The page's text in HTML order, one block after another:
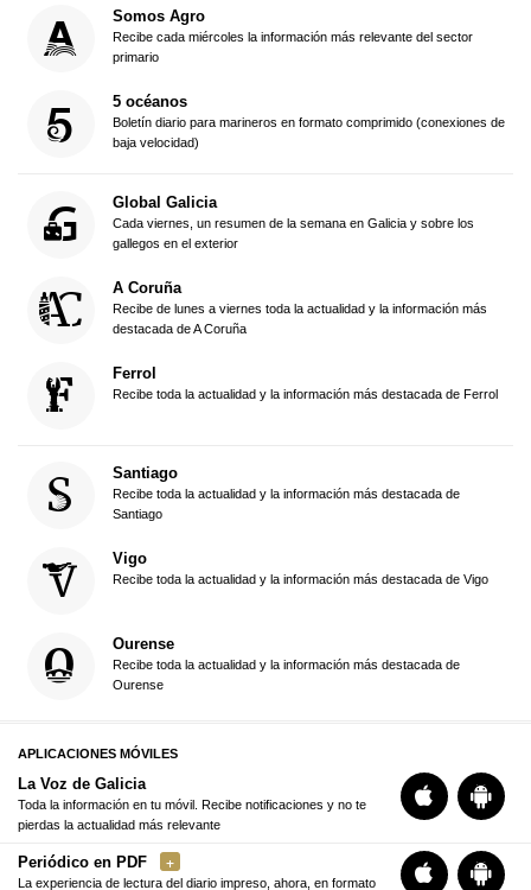
Somos Agro
Recibe cada miércoles la información más relevante del sector
primario
5 océanos
Boletín diario para marineros en formato comprimido (conexiones de
baja velocidad)
Global Galicia
Cada viernes, un resumen de la semana en Galicia y sobre los
gallegos en el exterior
A Coruña
Recibe de lunes a viernes toda la actualidad y la información más
destacada de A Coruña
Ferrol
Recibe toda la actualidad y la información más destacada de Ferrol
Santiago
Recibe toda la actualidad y la información más destacada de
Santiago
Vigo
Recibe toda la actualidad y la información más destacada de Vigo
Ourense
Recibe toda la actualidad y la información más destacada de
Ourense
APLICACIONES MÓVILES
La Voz de Galicia
Toda la información en tu móvil. Recibe notificaciones y no te
pierdas la actualidad más relevante
Periódico en PDF
La experiencia de lectura del diario impreso, ahora, en formato